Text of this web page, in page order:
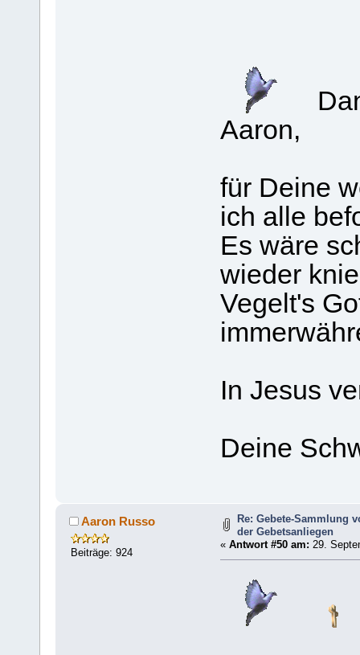
Aaron,
für Deine
ich alle
Es wäre
wieder
Vegelt's
In Jesus
Deine
Aaron Russo
Beiträge: 924
Re: Gebete-Sammlung
der Gebetsanliegen
« Antwort #50 am: 29.